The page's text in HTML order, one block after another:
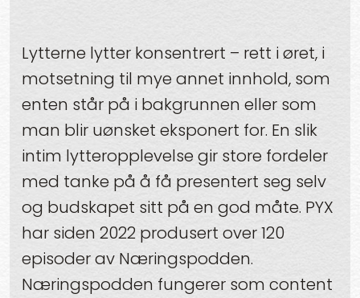
Lytterne lytter konsentrert – rett i øret, i
motsetning til mye annet innhold, som
enten står på i bakgrunnen eller som
man blir uønsket eksponert for. En slik
intim lytteropplevelse gir store fordeler
med tanke på å få presentert seg selv
og budskapet sitt på en god måte. PYX
har siden 2022 produsert over 120
episoder av Næringspodden.
Næringspodden fungerer som content